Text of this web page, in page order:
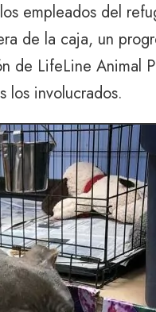
empleados del
de la caja, un
de LifeLine Animal
los involucrados.